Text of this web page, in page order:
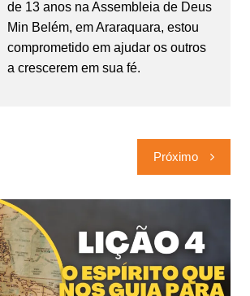
de 13 anos na Assembleia de Deus
Min Belém, em Araraquara, estou
comprometido em ajudar os outros
a crescerem em sua fé.
Próximo